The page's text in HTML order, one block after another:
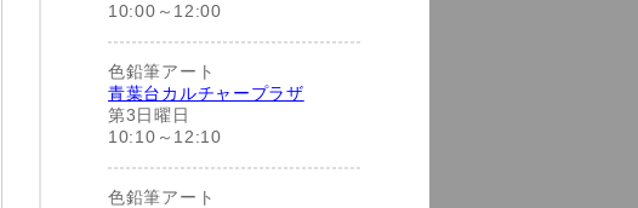
10:00～12:00
色鉛筆アート
青葉台カルチャープラザ
第3日曜日
10:10～12:10
色鉛筆アート